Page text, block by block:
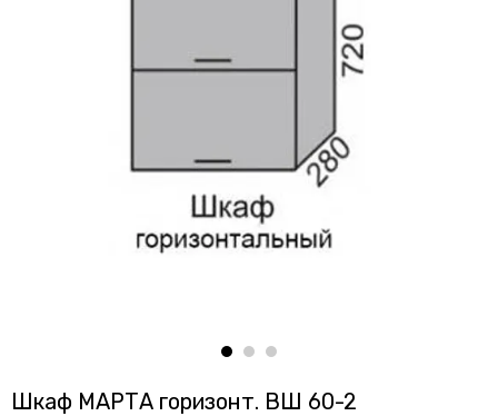
Шкаф МАРТА горизонт. ВШ 60-2